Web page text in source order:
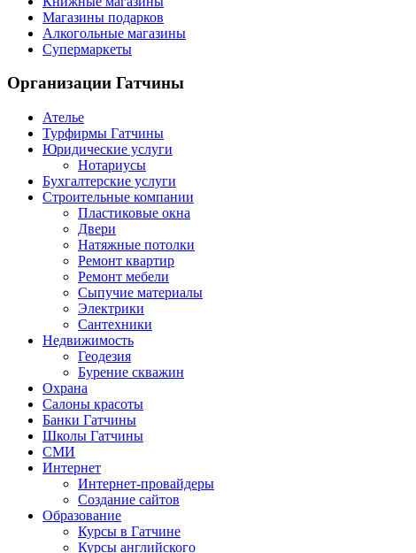
Магазины подарков
Алкогольные магазины
Супермаркеты
Организации Гатчины
Ателье
Турфирмы Гатчины
Юридические услуги
Нотариусы
Бухгалтерские услуги
Строительные компании
Пластиковые окна
Двери
Натяжные потолки
Ремонт квартир
Ремонт мебели
Сыпучие материалы
Электрики
Сантехники
Недвижимость
Геодезия
Бурение скважин
Охрана
Салоны красоты
Банки Гатчины
Школы Гатчины
СМИ
Интернет
Интернет-провайдеры
Создание сайтов
Образование
Курсы в Гатчине
Курсы английского